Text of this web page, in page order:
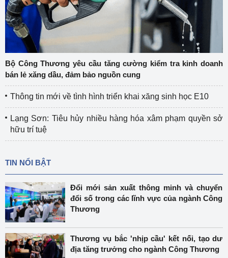
Bộ Công Thương yêu cầu tăng cường kiểm tra kinh doanh
bán lẻ xăng dầu, đảm bảo nguồn cung
Thông tin mới về tình hình triển khai xăng sinh học E10
Lạng Sơn: Tiêu hủy nhiều hàng hóa xâm phạm quyền sở
hữu trí tuệ
TIN NỔI BẬT
Đổi mới sản xuất thông minh và chuyển
đổi số trong các lĩnh vực của ngành Công
Thương
Thương vụ bắc 'nhịp cầu' kết nối, tạo dư
địa tăng trưởng cho ngành Công Thương